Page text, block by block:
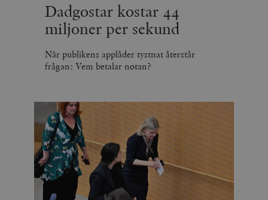
Dadgostar kostar 44
miljoner per sekund
När publikens applåder tystnat återstår
frågan: Vem betalar notan?